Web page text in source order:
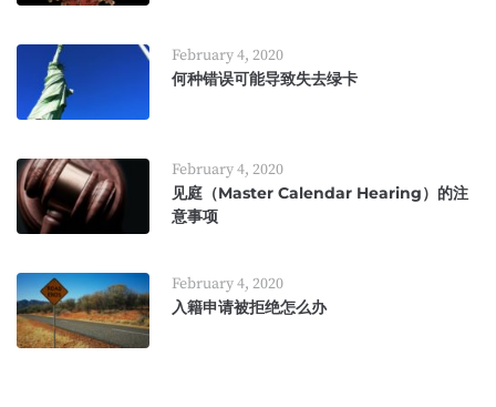
February 4, 2020
何种错误可能导致失去绿卡
February 4, 2020
见庭（Master Calendar Hearing）的注
意事项
February 4, 2020
入籍申请被拒绝怎么办